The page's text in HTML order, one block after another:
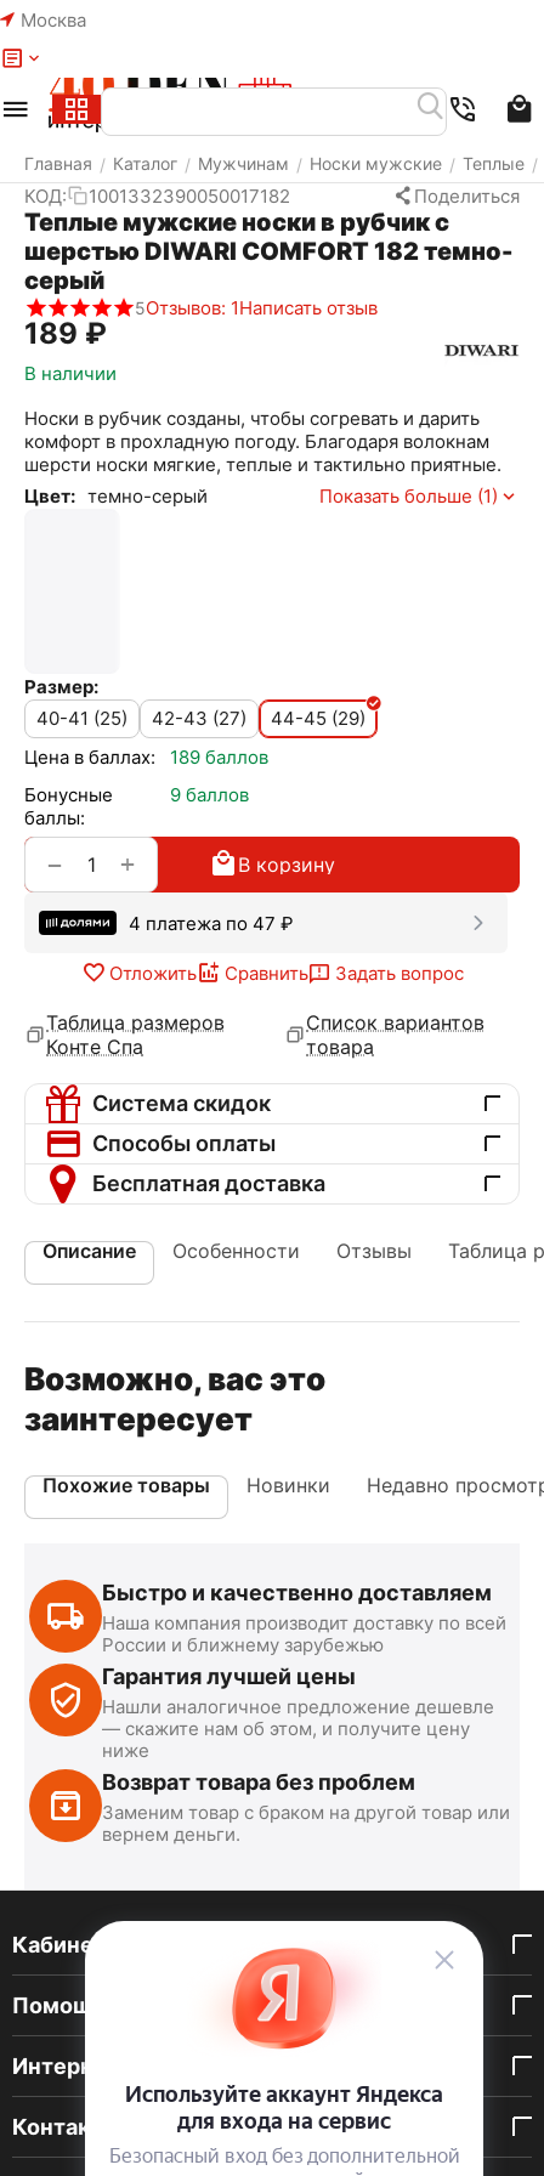
Москва
Главная / Каталог / Мужчинам / Носки мужские / Теплые /
КОД: 1001332390050017182 Поделиться
Теплые мужские носки в рубчик с
шерстью DIWARI COMFORT 182 темно-
серый
5Отзывов: 1Написать отзыв
‍189‍ ₽
В наличии
Носки в рубчик созданы, чтобы согревать и дарить
комфорт в прохладную погоду. Благодаря волокнам
шерсти носки мягкие, теплые и тактильно приятные.
Цвет: темно-серый Показать больше (1)
Размер:
40-41 (25)
42-43 (27)
44-45 (29)
Цена в баллах:
189 баллов
Бонусные
баллы:
9 баллов
+
− В корзину
4 платежа по 47 ₽
Отложить Сравнить Задать вопрос
Таблица размеров
Конте Спа
Список вариантов
товара
Система скидок
Способы оплаты
Бесплатная доставка
Описание Особенности Отзывы Таблица
Возможно, вас это
заинтересует
Похожие товары Новинки Недавно
Быстро и качественно доставляем
Наша компания производит доставку по всей
России и ближнему зарубежью
Гарантия лучшей цены
Нашли аналогичное предложение дешевле
— скажите нам об этом, и получите цену
ниже
Возврат товара без проблем
Заменим товар с браком на другой товар или
вернем деньги.
Кабинет покупателя
Помощь покупателю
Интернет-магазин
Контакты
Меню